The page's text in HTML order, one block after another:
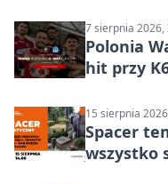
7 sierpnia 2026,
Polonia
hit przy
15 sierpnia
Spacer
wszystko